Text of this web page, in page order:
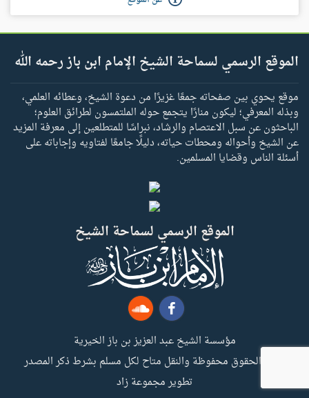
الموقع الرسمي لسماحة الشيخ الإمام ابن باز رحمه الله
موقع يحوي بين صفحاته جمعًا غزيرًا من دعوة الشيخ، وعطائه العلمي،
وبذله المعرفي؛ ليكون منارًا يتجمع حوله الملتمسون لطرائق العلوم؛
الباحثون عن سبل الاعتصام والرشاد، نبراسًا للمتطلعين إلى معرفة المزيد
عن الشيخ وأحواله ومحطات حياته، دليلًا جامعًا لفتاويه وإجاباته على
أسئلة الناس وقضايا المسلمين.
الموقع الرسمي لسماحة الشيخ
مؤسسة الشيخ عبد العزيز بن باز الخيرية
جميع الحقوق محفوظة والنقل متاح لكل مسلم بشرط ذكر المصدر
تطوير مجموعة زاد